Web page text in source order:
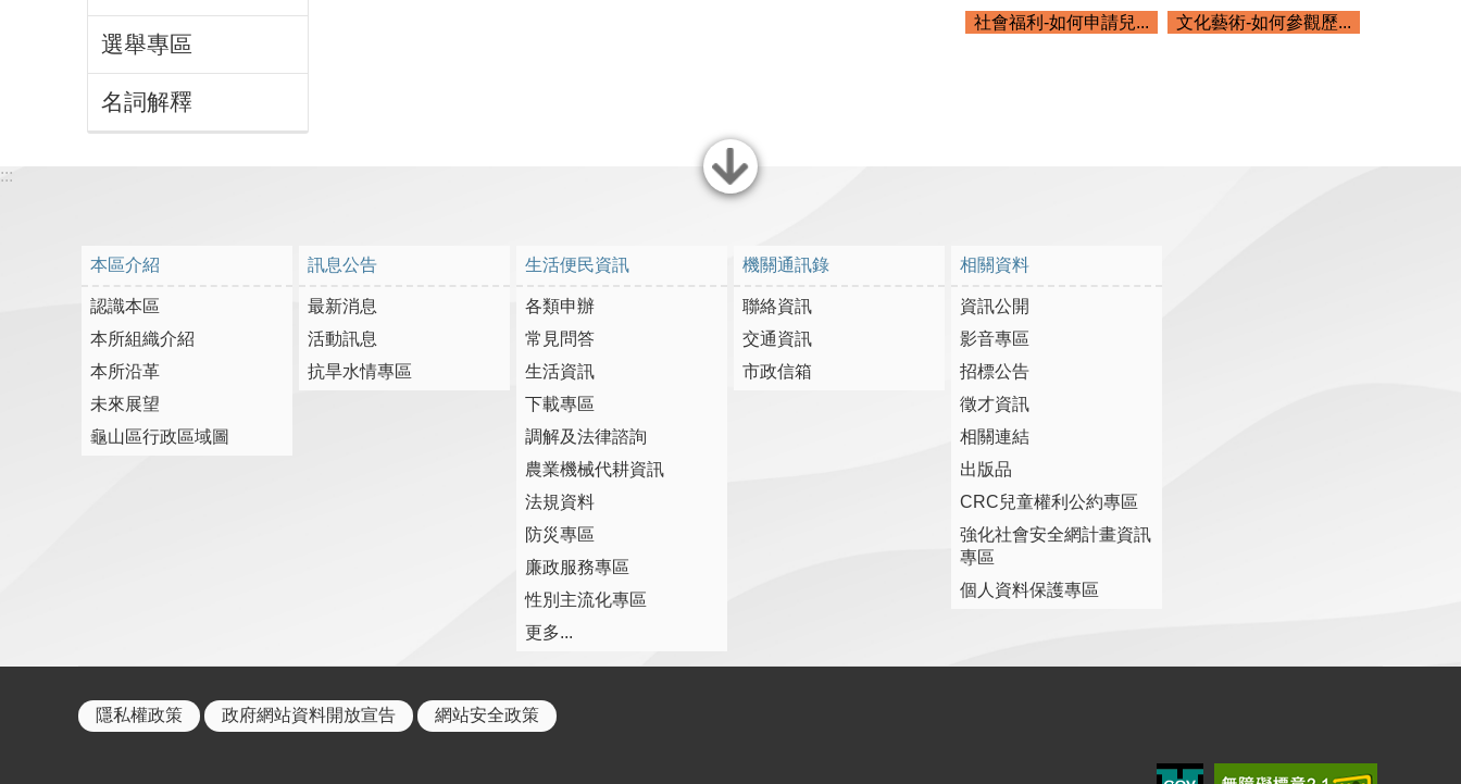
選舉專區
名詞解釋
社會福利-如何申請兒... 文化藝術-如何參觀歷...
關閉
:::
本區介紹
認識本區
本所組織介紹
本所沿革
未來展望
龜山區行政區域圖
訊息公告
最新消息
活動訊息
抗旱水情專區
生活便民資訊
各類申辦
常見問答
生活資訊
下載專區
調解及法律諮詢
農業機械代耕資訊
法規資料
防災專區
廉政服務專區
性別主流化專區
更多...
機關通訊錄
聯絡資訊
交通資訊
市政信箱
相關資料
資訊公開
影音專區
招標公告
徵才資訊
相關連結
出版品
CRC兒童權利公約專區
強化社會安全網計畫資訊
專區
個人資料保護專區
隱私權政策 政府網站資料開放宣告 網站安全政策